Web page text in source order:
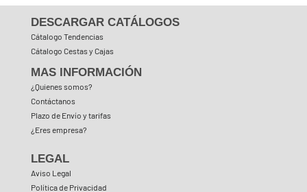
DESCARGAR CATÁLOGOS
Cátalogo Tendencias
Cátalogo Cestas y Cajas
MAS INFORMACIÓN
¿Quienes somos?
Contáctanos
Plazo de Envío y tarifas
¿Eres empresa?
LEGAL
Aviso Legal
Política de Privacidad